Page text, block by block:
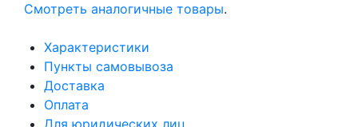
Смотреть аналогичные товары.
Характеристики
Пункты самовывоза
Доставка
Оплата